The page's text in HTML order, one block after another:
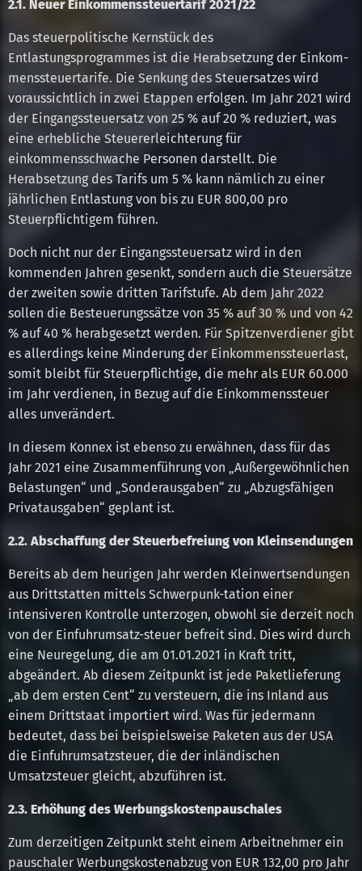
2.1. Neuer Einkommenssteuertarif 2021/22
Das steuerpolitische Kernstück des
Entlastungsprogrammes ist die Herabsetzung der Einkom-
menssteuertarife. Die Senkung des Steuersatzes wird
voraussichtlich in zwei Etappen erfolgen. Im Jahr 2021 wird
der Eingangssteuersatz von 25 % auf 20 % reduziert, was
eine erhebliche Steuererleichterung für
einkommensschwache Personen darstellt. Die
Herabsetzung des Tarifs um 5 % kann nämlich zu einer
jährlichen Entlastung von bis zu EUR 800,00 pro
Steuerpflichtigem führen.
Doch nicht nur der Eingangssteuersatz wird in den
kommenden Jahren gesenkt, sondern auch die Steuersätze
der zweiten sowie dritten Tarifstufe. Ab dem Jahr 2022
sollen die Besteuerungssätze von 35 % auf 30 % und von 42
% auf 40 % herabgesetzt werden. Für Spitzenverdiener gibt
es allerdings keine Minderung der Einkommenssteuerlast,
somit bleibt für Steuerpflichtige, die mehr als EUR 60.000
im Jahr verdienen, in Bezug auf die Einkommenssteuer
alles unverändert.
In diesem Konnex ist ebenso zu erwähnen, dass für das
Jahr 2021 eine Zusammenführung von „Außergewöhnlichen
Belastungen“ und „Sonderausgaben“ zu „Abzugsfähigen
Privatausgaben“ geplant ist.
2.2. Abschaffung der Steuerbefreiung von Kleinsendungen
Bereits ab dem heurigen Jahr werden Kleinwertsendungen
aus Drittstatten mittels Schwerpunk-tation einer
intensiveren Kontrolle unterzogen, obwohl sie derzeit noch
von der Einfuhrumsatz-steuer befreit sind. Dies wird durch
eine Neuregelung, die am 01.01.2021 in Kraft tritt,
abgeändert. Ab diesem Zeitpunkt ist jede Paketlieferung
„ab dem ersten Cent“ zu versteuern, die ins Inland aus
einem Drittstaat importiert wird. Was für jedermann
bedeutet, dass bei beispielsweise Paketen aus der USA
die Einfuhrumsatzsteuer, die der inländischen
Umsatzsteuer gleicht, abzuführen ist.
2.3. Erhöhung des Werbungskostenpauschales
Zum derzeitigen Zeitpunkt steht einem Arbeitnehmer ein
pauschaler Werbungskostenabzug von EUR 132,00 pro Jahr